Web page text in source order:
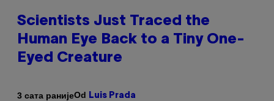
Scientists Just Traced the
Human Eye Back to a Tiny One-
Eyed Creature
3 сата ранијеOd Luis Prada